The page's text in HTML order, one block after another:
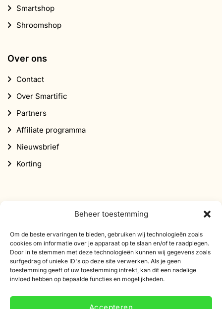
Beheer toestemming
Om de beste ervaringen te bieden, gebruiken wij technologieën zoals
cookies om informatie over je apparaat op te slaan en/of te raadplegen.
Door in te stemmen met deze technologieën kunnen wij gegevens zoals
surfgedrag of unieke ID's op deze site verwerken. Als je geen
toestemming geeft of uw toestemming intrekt, kan dit een nadelige
invloed hebben op bepaalde functies en mogelijkheden.
Affiliate programma
Nieuwsbrief
Abonneer je op onze nieuwsbrief
Schrijf je in voor onze nieuwsbrief en ontvang 10%
korting op je eerste bestelling.
E-